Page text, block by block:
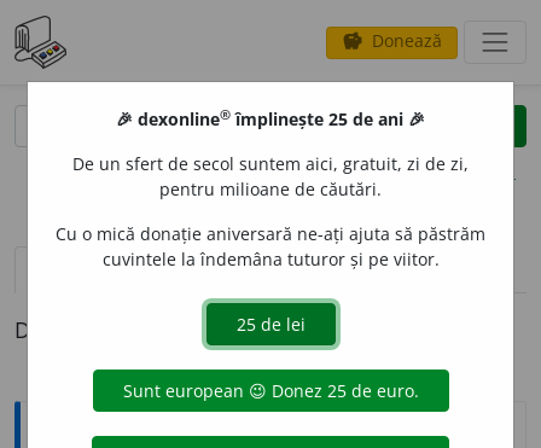
savings Donează
clear
opțiuni
definiții (1) pronunțievolume_up (9)
Definiția cu ID-ul 529244:
Explicative DEX
🎉 dexonline® împlinește 25 de ani 🎉
De un sfert de secol suntem aici, gratuit, zi de zi,
pentru milioane de căutări.
Cu o mică donație aniversară ne-ați ajuta să păstrăm
cuvintele la îndemâna tuturor și pe viitor.